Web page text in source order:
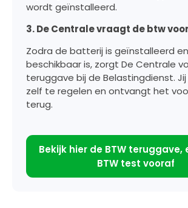
wordt geïnstalleerd.
3. De Centrale vraagt de btw
Zodra de batterij is geïnstalleerd
beschikbaar is, zorgt De Centrale
teruggave bij de Belastingdienst.
zelf te regelen en ontvangt het
terug.
Bekijk hier de BTW teruggave,
BTW test vooraf